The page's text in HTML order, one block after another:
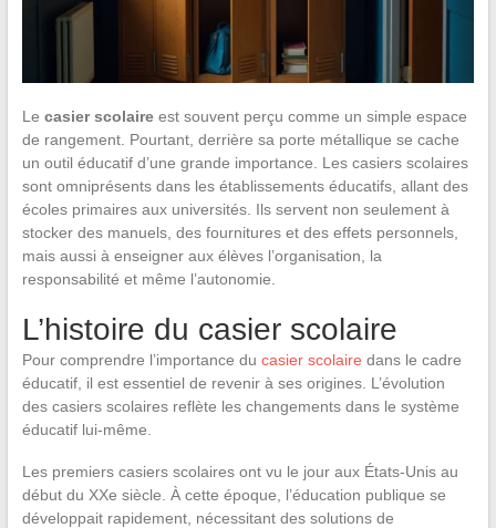
Le casier scolaireest souvent perçu comme un simple espace
de rangement. Pourtant, derrière sa porte métallique se cache
un outil éducatif d’une grande importance. Les casiers scolaires
sont omniprésents dans les établissements éducatifs, allant des
écoles primaires aux universités. Ils servent non seulement à
stocker des manuels, des fournitures et des effets personnels,
mais aussi à enseigner aux élèves l’organisation, la
responsabilité et même l’autonomie.
L’histoire du casier scolaire
Pour comprendre l’importance du casier scolaire dans le cadre
éducatif, il est essentiel de revenir à ses origines. L’évolution
des casiers scolaires reflète les changements dans le système
éducatif lui-même.
Les premiers casiers scolaires ont vu le jour aux États-Unis au
début du XXe siècle. À cette époque, l’éducation publique se
développait rapidement, nécessitant des solutions de